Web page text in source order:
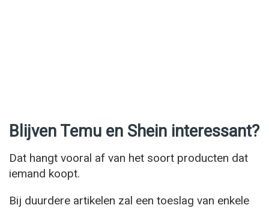
Blijven Temu en Shein interessant?
Dat hangt vooral af van het soort producten dat
iemand koopt.
Bij duurdere artikelen zal een toeslag van enkele